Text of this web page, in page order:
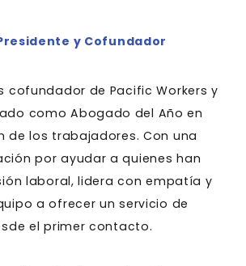
y Cofundador
cofundador de Pacific Workers y
como Abogado del Año en
de los trabajadores. Con una
por ayudar a quienes han
laboral, lidera con empatía y
a ofrecer un servicio de
el primer contacto.